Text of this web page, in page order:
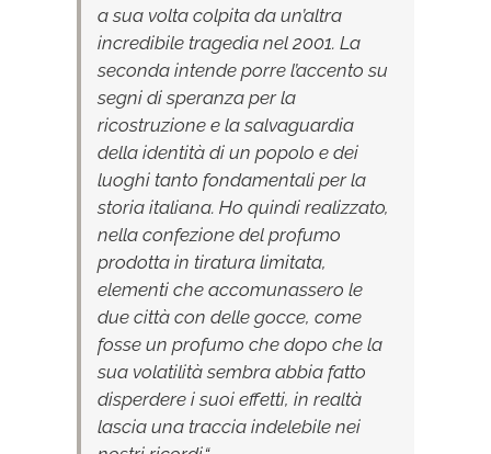
a sua volta colpita da un’altra
incredibile tragedia nel 2001. La
seconda intende porre l’accento su
segni di speranza per la
ricostruzione e la salvaguardia
della identità di un popolo e dei
luoghi tanto fondamentali per la
storia italiana. Ho quindi realizzato,
nella confezione del profumo
prodotta in tiratura limitata,
elementi che accomunassero le
due città con delle gocce, come
fosse un profumo che dopo che la
sua volatilità sembra abbia fatto
disperdere i suoi effetti, in realtà
lascia una traccia indelebile nei